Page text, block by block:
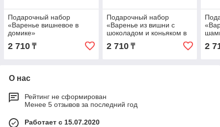
Подарочный набор
«Варенье вишневое в
домике»
2 710 ₸
Подарочный набор
«Варенье из вишни с
шоколадом и коньяком в
домике»
2 710₸ 2
О нас
Рейтинг не сформирован
Менее 5 отзывов за последний год
Работает с 15.07.2020